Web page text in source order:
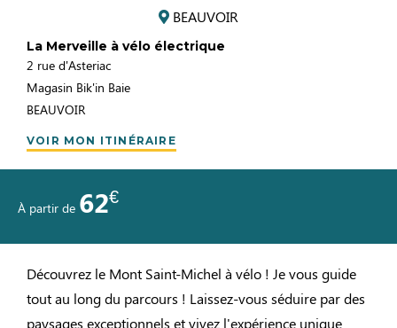
BEAUVOIR
La Merveille à vélo électrique
2 rue d'Asteriac
Magasin Bik'in Baie
BEAUVOIR
VOIR MON ITINÉRAIRE
À partir de 62€
Découvrez le Mont Saint-Michel à vélo ! Je vous guide
tout au long du parcours ! Laissez-vous séduire par des
paysages exceptionnels et vivez l'expérience unique